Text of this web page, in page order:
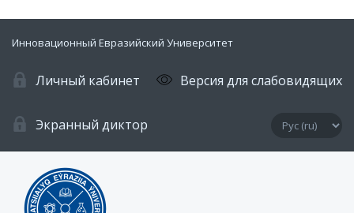
Инновационный Евразийский Университет
Личный кабинет Версия для слабовидящих
Экранный диктор